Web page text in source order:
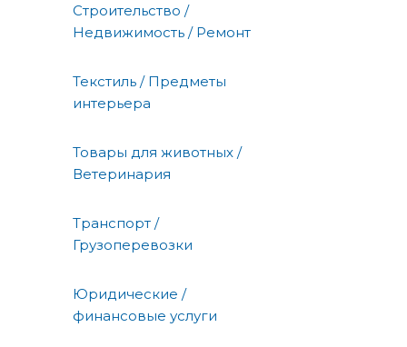
Строительство /
Недвижимость / Ремонт
Текстиль / Предметы
интерьера
Товары для животных /
Ветеринария
Транспорт /
Грузоперевозки
Юридические /
финансовые услуги